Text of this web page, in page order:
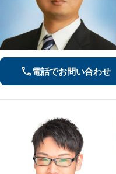
電話でお問い合わせ